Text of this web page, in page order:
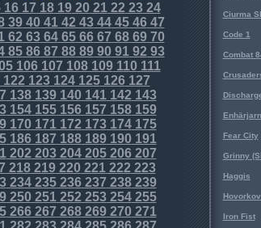
1617 1819202122 2324
39404142 4344454647
62 6364656667 686970
858687 8889909192 93
106107 108109110111
122 123124125126127
138139140141142 143
154155156157 158159
170171172 173174175
186187 188189190191
202 203204205206207
218219220221222 223
234235236237 238239
250251252 253254255
266267 268269270271
Ciurma
Code 1
Combat
Fear City
Grinny
Haggis
Iron Fist